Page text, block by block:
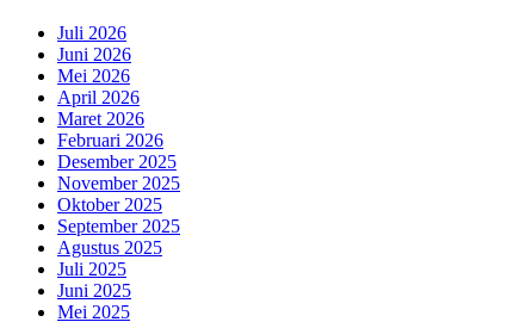
Juli 2026
Juni 2026
Mei 2026
April 2026
Maret 2026
Februari 2026
Desember 2025
November 2025
Oktober 2025
September 2025
Agustus 2025
Juli 2025
Juni 2025
Mei 2025